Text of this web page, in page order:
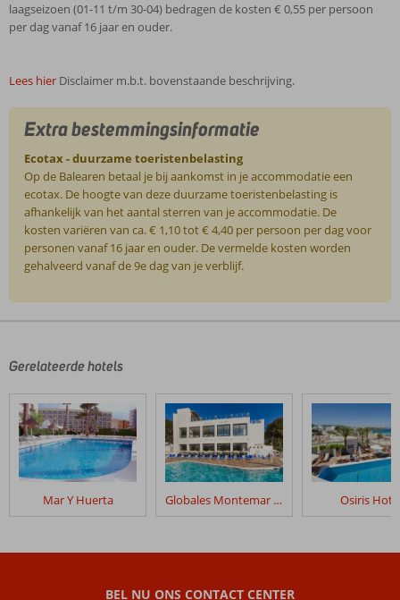
laagseizoen (01-11 t/m 30-04) bedragen de kosten € 0,55 per persoon
per dag vanaf 16 jaar en ouder.
Lees hier Disclaimer m.b.t. bovenstaande beschrijving.
Extra bestemmingsinformatie
Ecotax - duurzame toeristenbelasting
Op de Balearen betaal je bij aankomst in je accommodatie een
ecotax. De hoogte van deze duurzame toeristenbelasting is
afhankelijk van het aantal sterren van je accommodatie. De
kosten variëren van ca. € 1,10 tot € 4,40 per persoon per dag voor
personen vanaf 16 jaar en ouder. De vermelde kosten worden
gehalveerd vanaf de 9e dag van je verblijf.
door
klanten
geschreven
na
hun
verblijf
Gerelateerde hotels
Mar Y Huerta Globales Montemar All Inclusive Osiris
BEL NU ONS CONTACT CENTER